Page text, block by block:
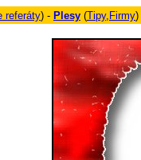
referáty) - Plesy (Tipy, Firmy